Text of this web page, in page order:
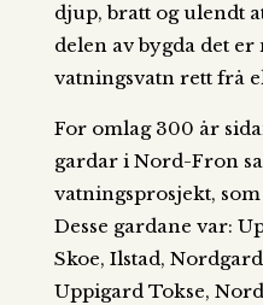
djup, bratt og ulendt
delen av bygda det er
vatningsvatn rett frå
For omlag 300 år
gardar i Nord-Fron
vatningsprosjekt,
Desse gardane var:
Skoe, Ilstad,
Uppigard Tokse,